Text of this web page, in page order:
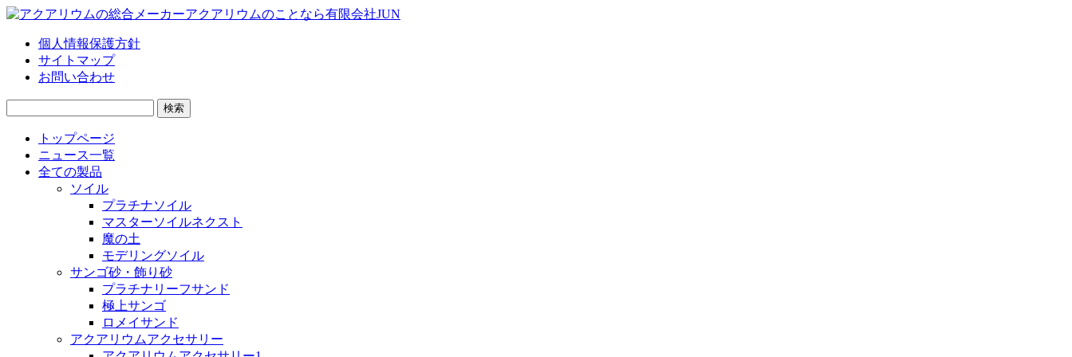
個人情報保護方針
サイトマップ
お問い合わせ
トップページ
ニュース一覧
全ての製品
ソイル
プラチナソイル
マスターソイルネクスト
魔の土
モデリングソイル
サンゴ砂・飾り砂
プラチナリーフサンド
極上サンゴ
ロメイサンド
アクアリウムアクセサリー